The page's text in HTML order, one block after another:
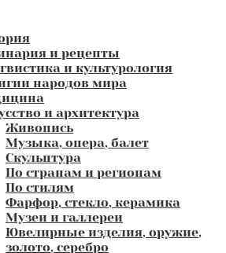
и рецепты
и культурология
народов мира
и архитектура
Живопись
Музыка, опера, балет
Скульптура
По странам и регионам
По стилям
Фарфор, стекло, керамика
Музеи и галлереи
Ювелирные изделия, оружие,
золото, серебро